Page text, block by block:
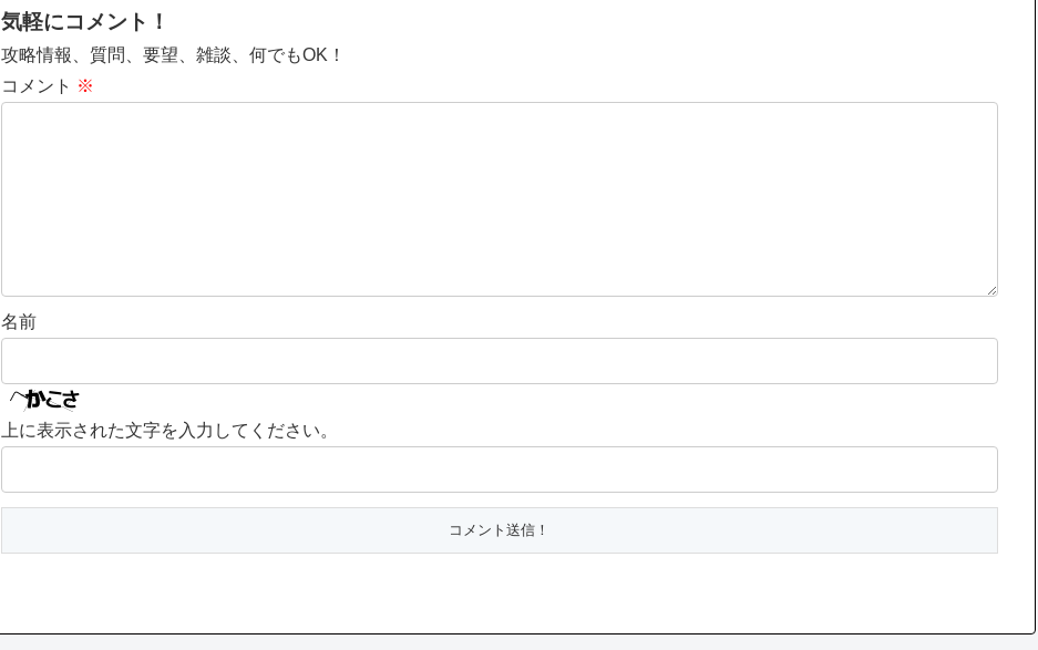
気軽にコメント！
攻略情報、質問、要望、雑談、何でもOK！
コメント ※
名前
上に表示された文字を入力してください。